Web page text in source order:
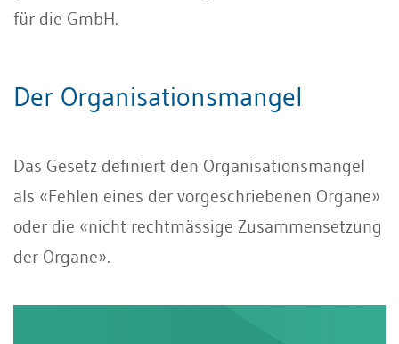
für die GmbH.
Der Organisationsmangel
Das Gesetz definiert den Organisationsmangel
als «Fehlen eines der vorgeschriebenen Organe»
oder die «nicht rechtmässige Zusammensetzung
der Organe».